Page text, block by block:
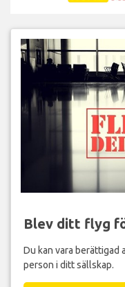
Blev ditt flyg
Du kan vara berättigad
person i ditt sällskap.